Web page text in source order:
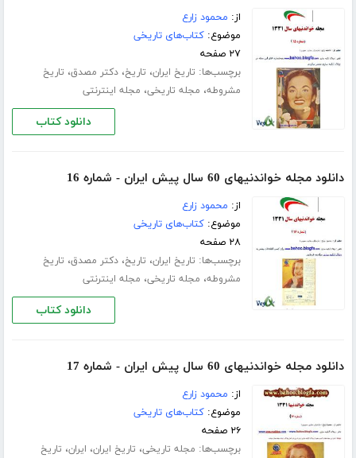
از: محمود زارع
موضوع:کتاب‌های تاریخی
۲۷ صفحه
برچسب‌ها: تاریخ ایران، تاریخ،دکتر مصدق، تاریخ
مشروطه، مجله تاریخی، مجله اینترنتی
دانلود کتاب
دانلود مجله خواندنیهای 60 سال پیش ایران - شماره 16
از: محمود زارع
موضوع:کتاب‌های تاریخی
۲۸ صفحه
برچسب‌ها: تاریخ ایران، تاریخ،دکتر مصدق، تاریخ
مشروطه، مجله تاریخی، مجله اینترنتی
دانلود کتاب
دانلود مجله خواندنیهای 60 سال پیش ایران - شماره 17
از: محمود زارع
موضوع:کتاب‌های تاریخی
۲۶ صفحه
برچسب‌ها: مجله تاریخی، تاریخ ایران، ایران، تاریخ